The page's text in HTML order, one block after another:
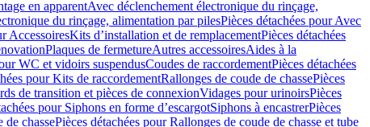
en apparentAvec déclenchement électronique du rinçage,
du rinçage, alimentation par pilesPièces détachées pour Avec
AccessoiresKits d’installation et de remplacementPièces détachées
Plaques de fermetureAutres accessoiresAides à la
WC et vidoirs suspendusCoudes de raccordementPièces détachées
pour Kits de raccordementRallonges de coude de chassePièces
de transition et pièces de connexionVidages pour urinoirsPièces
pour Siphons en forme d’escargotSiphons à encastrerPièces
de chassePièces détachées pour Rallonges de coude de chasse et tube